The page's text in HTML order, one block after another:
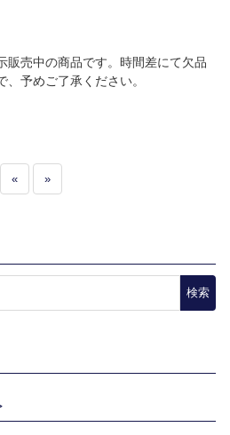
販売中の商品です。時間差にて欠品
予めご了承ください。
« »